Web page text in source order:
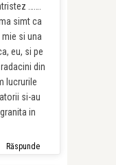
…….
simt ca
si una
eu, si pe
din
lucrurile
si-au
in
Răspunde